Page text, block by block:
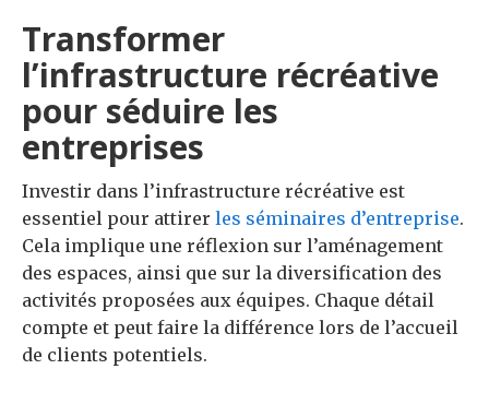
Transformer
l’infrastructure récréative
pour séduire les
entreprises
Investir dans l’infrastructure récréative est
essentiel pour attirer les séminaires d’entreprise.
Cela implique une réflexion sur l’aménagement
des espaces, ainsi que sur la diversification des
activités proposées aux équipes. Chaque détail
compte et peut faire la différence lors de l’accueil
de clients potentiels.